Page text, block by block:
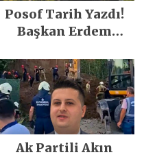
Posof Tarih Yazdı!
Başkan Erdem
Emeğiyle Son
Yılların En Büyük
Festivali
Gerçekleşti
Ak Partili Akın